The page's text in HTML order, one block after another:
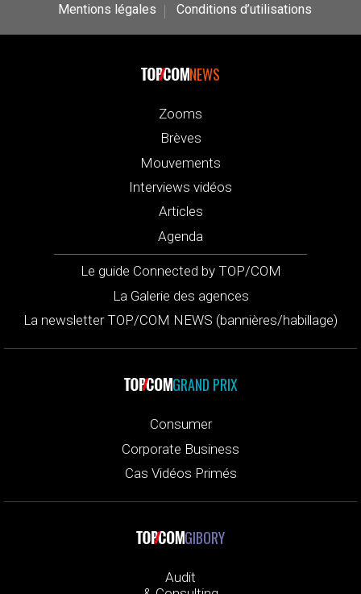
Mentions légales
Conditions d’utilisations
NEWS
Zooms
Brèves
Mouvements
Interviews vidéos
Articles
Agenda
Le guide Connected by TOP/COM
La Galerie des agences
La newsletter TOP/COM NEWS (bannières/habillage)
GRAND PRIX
Consumer
Corporate Business
Cas Vidéos Primés
GIBORY
Audit